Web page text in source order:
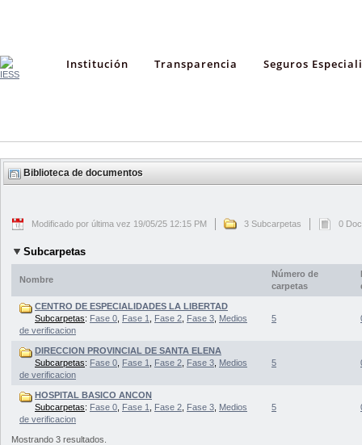
Institución Transparencia Seguros
Biblioteca de documentos
Modificado por última vez 19/05/25 12:15 PM 3 Subcarpetas 0
Subcarpetas
Nombre
Número de
carpetas
CENTRO DE ESPECIALIDADES LA LIBERTAD
Subcarpetas: Fase 0 Fase 1 Fase 2 Fase 3 Medios
de verificacion
5
DIRECCION PROVINCIAL DE SANTA ELENA
Subcarpetas: Fase 0 Fase 1 Fase 2 Fase 3 Medios
de verificacion
5
HOSPITAL BASICO ANCON
Subcarpetas: Fase 0 Fase 1 Fase 2 Fase 3 Medios
de verificacion
5
Mostrando 3 resultados.